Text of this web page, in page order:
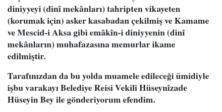
diniyyeyi (dinî mekânları) tahripten vikayeten
(korumak için) asker kasabadan çekilmiş ve Kamame
ve Mescid-i Aksa gibi emâkîn-i diniyyenin (dinî
mekânların) muhafazasına memurlar ikame
edilmiştir.
Tarafınızdan da bu yolda muamele edileceği ümidiyle
işbu varakayı Belediye Reisi Vekili Hüseynîzade
Hüseyin Bey ile gönderiyorum efendim.